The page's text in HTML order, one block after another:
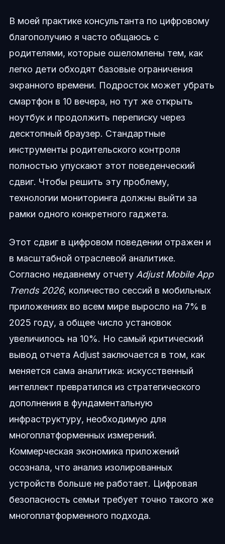
В моей практике консультанта по цифровому
благополучию я часто общаюсь с
родителями, которые ошеломлены тем, как
легко дети обходят базовые ограничения
экранного времени. Подросток может убрать
смартфон в 10 вечера, но тут же открыть
ноутбук и продолжить переписку через
десктопный браузер. Стандартные
инструменты родительского контроля
полностью упускают этот поведенческий
сдвиг. Чтобы решить эту проблему,
технологии мониторинга должны выйти за
рамки одного конкретного гаджета.
Этот сдвиг в цифровом поведении отражен и
в масштабной отраслевой аналитике.
Согласно недавнему отчету Adjust Mobile App
Trends 2026, количество сессий в мобильных
приложениях во всем мире выросло на 7% в
2025 году, а общее число установок
увеличилось на 10%. Но самый критический
вывод отчета Adjust заключается в том, как
меняется сама аналитика: искусственный
интеллект превратился из стратегического
дополнения в фундаментальную
инфраструктуру, необходимую для
многоплатформенных измерений.
Коммерческая экономика приложений
осознала, что анализ изолированных
устройств больше не работает. Цифровая
безопасность семьи требует точно такого же
многоплатформенного подхода.